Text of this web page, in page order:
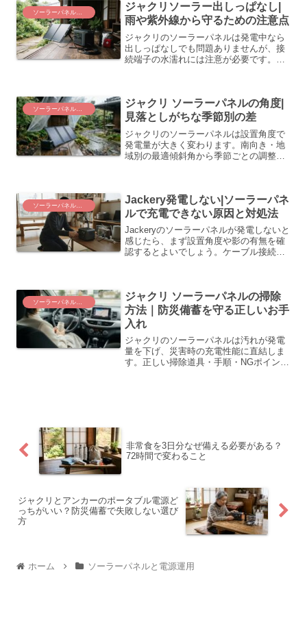
す。
ソーラーパネルと電源運用
ジャクリソーラー出しっぱなし|
雨や紫外線から守るための注意点
ジャクリのソーラーパネルは発電中なら
出しっぱなしでも問題ありませんが、接
続端子の水濡れには注意が必要です。安
ソーラーパネルと電源運用
ジャクリ ソーラーパネルの角度|
見落としがちな季節別の差
ジャクリのソーラーパネルは設置角度で
発電量が大きく変わります。南向き・地
域別の最適傾斜角から季節ごとの調整、
Jackery発電しない|ソーラーパネ
ルで充電できない原因と対処法
Jackeryのソーラーパネルが発電しないと
感じたら、まず設置角度や影の有無を確
認するとよいでしょう。ケーブル接続や
ジャクリ ソーラーパネルの掃除
方法｜防災備蓄を守る正しいお手
入れ
ジャクリのソーラーパネルは汚れが発電
量を下げ、災害時の充電性能に直結しま
す。正しい掃除道具・手順・NGポイント
非常食を3日分なぜ備える必要がある？
72時間で変わること
ジャクリとアンカーのポータブル電源ど
っちがいい？防災備蓄で失敗しない選び
方
ホーム ソーラーパネルと電源運用